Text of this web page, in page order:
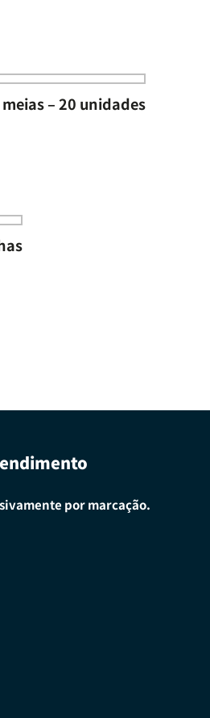
Classificador de meias – 20 unidades
por marcação.